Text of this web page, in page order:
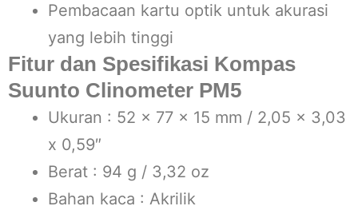
Pembacaan kartu optik untuk akurasi
yang lebih tinggi
Fitur dan Spesifikasi Kompas
Suunto Clinometer PM5
Ukuran : 52 x 77 x 15 mm / 2,05 x 3,03
x 0,59″
Berat : 94 g / 3,32 oz
Bahan kaca : Akrilik